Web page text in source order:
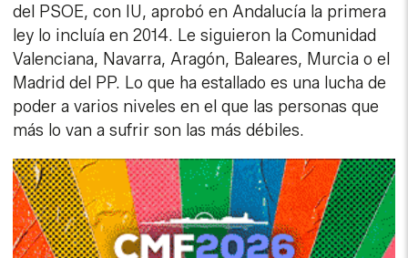
del PSOE, con IU, aprobó en Andalucía la primera
ley lo incluía en 2014. Le siguieron la Comunidad
Valenciana, Navarra, Aragón, Baleares, Murcia o el
Madrid del PP. Lo que ha estallado es una lucha de
poder a varios niveles en el que las personas que
más lo van a sufrir son las más débiles.